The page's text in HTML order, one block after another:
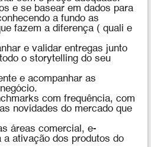
e se basear em dados para
a fundo as
fazem a diferença ( quali e
e validar entregas junto
o storytelling do seu
e acompanhar as
com frequência, com
novidades do mercado que
áreas comercial, e-
ativação dos produtos do